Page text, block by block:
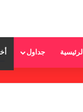
الرئيسية جداول